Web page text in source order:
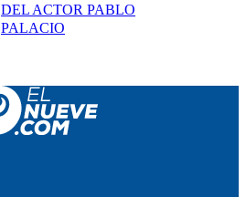
DEL ACTOR PABLO
PALACIO